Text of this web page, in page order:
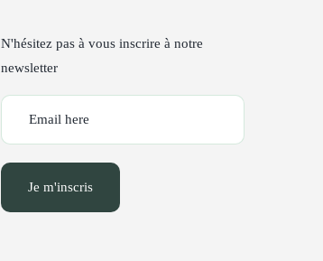
N'hésitez pas à vous inscrire à notre
newsletter
Je m'inscris